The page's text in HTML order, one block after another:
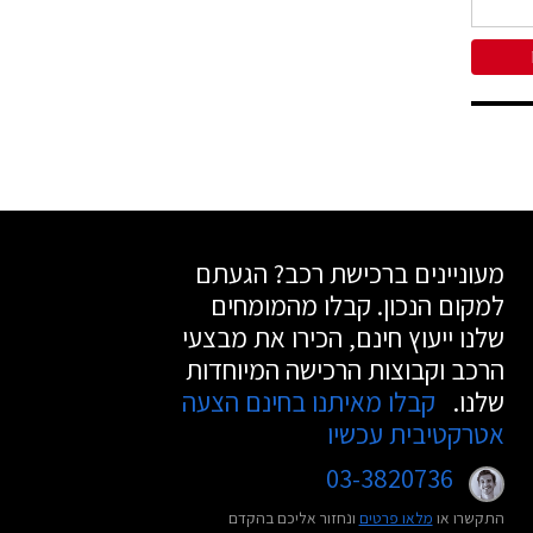
מעוניינים ברכישת רכב? הגעתם
למקום הנכון. קבלו מהמומחים
שלנו ייעוץ חינם, הכירו את מבצעי
הרכב וקבוצות הרכישה המיוחדות
שלנו. קבלו מאיתנו בחינם הצעה
אטרקטיבית עכשיו
03-3820736
התקשרו או מלאו פרטים ונחזור אליכם בהקדם